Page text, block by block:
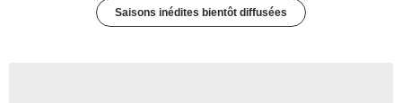
Saisons inédites bientôt diffusées